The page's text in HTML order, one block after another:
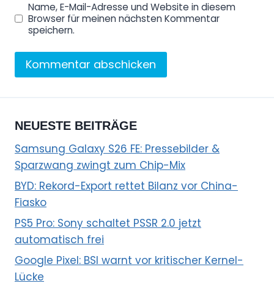
Name, E-Mail-Adresse und Website in diesem
Browser für meinen nächsten Kommentar
speichern.
NEUESTE BEITRÄGE
Samsung Galaxy S26 FE: Pressebilder &
Sparzwang zwingt zum Chip-Mix
BYD: Rekord-Export rettet Bilanz vor China-
Fiasko
PS5 Pro: Sony schaltet PSSR 2.0 jetzt
automatisch frei
Google Pixel: BSI warnt vor kritischer Kernel-
Lücke